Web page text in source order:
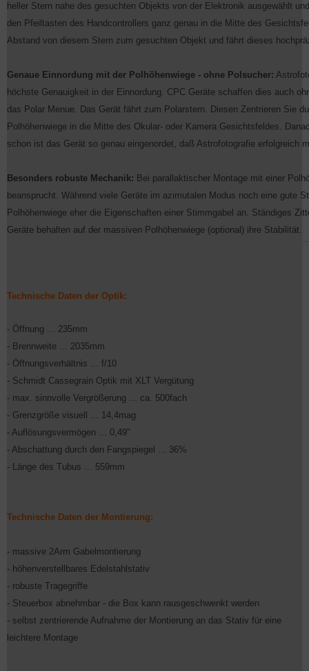
heller Stern nahe des gesuchten Objekts von der Elektronik ausgewählt
den Pfeiltasten des Handcontrollers ganz genau in die Mitte des
Abstand von diesem Stern zum gesuchten Objekt und fährt dieses
Genaue Einnordung mit der Polhöhenwiege - ohne Polsucher:
höchste Genauigkeit in der Einnordung. CPC Geräte schaffen dies auch
das Polar Menue. Das Gerät fährt zum Polarstern. Diesen Zentrieren Sie
Polhöhenwiege in die Mitte des Okular- oder Kamera Gesichtsfeldes.
schon ist das Gerät so genau eingenordet, daß Astrofotografie erfolgreich
Besonders robuste Mechanik: Bei parallaktischer Montage mit einer
beansprucht. Während viele Geräte im azimutalen Modus noch eine gute
Polhöhenwiege eher die Eigenschaften einer Stimmgabel an. Ständiges
Geräte behalten auf der massiven Polhöhenwiege (optional) ihre Stabilität.
Technische Daten der Optik:
- Öffnung ... 235mm
- Brennweite ... 2035mm
- Öffnungsverhältnis ... f/10
- Schmidt Cassegrain Optik mit XLT Vergütung
- max. sinnvolle Vergrößerung ... ca. 500fach
- Grenzgröße visuell ... 14,4mag
- Auflösungsvermögen ... 0,49"
- Abschattung durch den Fangspiegel ... 36%
- Länge des Tubus ... 559mm
Technische Daten der Montierung:
- massive 2Arm Gabelmontierung
- höhenverstellbares Edelstahlstativ
- robuste Tragegriffe
- Steuerbox abnehmbar - die Box kann rausgeschwenkt werden
- selbst zentrierende Aufnahme der Montierung an das Stativ für eine
leichtere Montage